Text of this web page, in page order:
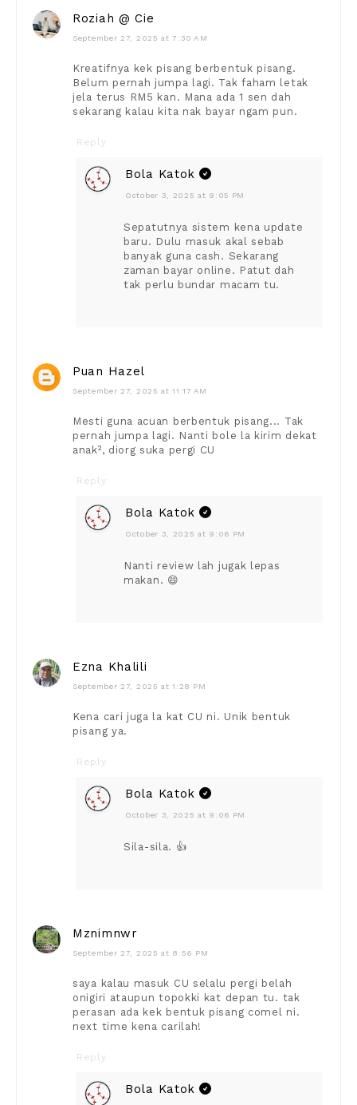
Roziah @ Cie
September 27, 2025 at 7:30 AM
Kreatifnya kek pisang berbentuk pisang.
Belum pernah jumpa lagi. Tak faham letak
jela terus RM5 kan. Mana ada 1 sen dah
sekarang kalau kita nak bayar ngam pun.
Reply
Bola Katok
October 3, 2025 at 9:05 PM
Sepatutnya sistem kena update
baru. Dulu masuk akal sebab
banyak guna cash. Sekarang
zaman bayar online. Patut dah
tak perlu bundar macam tu.
Puan Hazel
September 27, 2025 at 11:17 AM
Mesti guna acuan berbentuk pisang... Tak
pernah jumpa lagi. Nanti bole la kirim dekat
anak², diorg suka pergi CU
Reply
Bola Katok
October 3, 2025 at 9:06 PM
Nanti review lah jugak lepas
makan. 😄
Ezna Khalili
September 27, 2025 at 1:28 PM
Kena cari juga la kat CU ni. Unik bentuk
pisang ya.
Reply
Bola Katok
October 3, 2025 at 9:06 PM
Sila-sila. 👍
Mznimnwr
September 27, 2025 at 8:56 PM
saya kalau masuk CU selalu pergi belah
onigiri ataupun topokki kat depan tu. tak
perasan ada kek bentuk pisang comel ni.
next time kena carilah!
Reply
Bola Katok